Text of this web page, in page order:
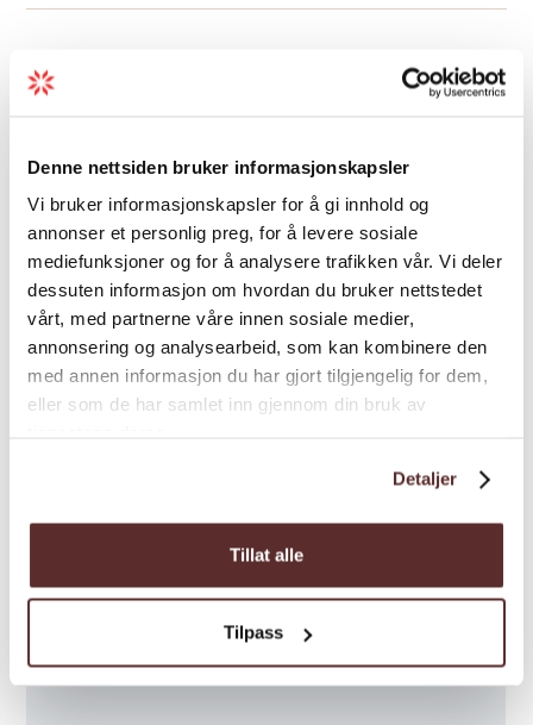
Denne nettsiden bruker informasjonskapsler
Vi bruker informasjonskapsler for å gi innhold og
annonser et personlig preg, for å levere sosiale
mediefunksjoner og for å analysere trafikken vår. Vi deler
dessuten informasjon om hvordan du bruker nettstedet
vårt, med partnerne våre innen sosiale medier,
annonsering og analysearbeid, som kan kombinere den
med annen informasjon du har gjort tilgjengelig for dem,
eller som de har samlet inn gjennom din bruk av
Detaljer
Tillat alle
Tilpass
Karte